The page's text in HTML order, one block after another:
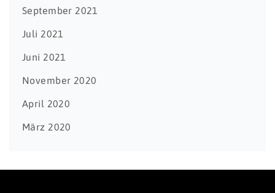
September 2021
Juli 2021
Juni 2021
November 2020
April 2020
März 2020